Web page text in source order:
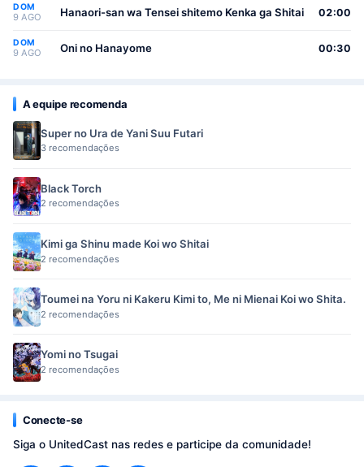
DOM
9 AGO Hanaori-san wa Tensei shitemo Kenka ga Shitai 02:00
DOM
9 AGO Oni no Hanayome 00:30
A equipe recomenda
Super no Ura de Yani Suu Futari
3 recomendações
Black Torch
2 recomendações
Kimi ga Shinu made Koi wo Shitai
2 recomendações
Toumei na Yoru ni Kakeru Kimi to, Me ni Mienai Koi wo Shita.
2 recomendações
Yomi no Tsugai
2 recomendações
Conecte-se
Siga o UnitedCast nas redes e participe da comunidade!